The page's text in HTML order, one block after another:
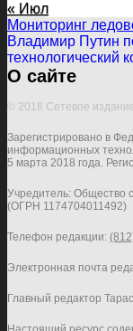
« Июл
Мониторинг
Владимир Путин
технологический
О сайте
© 2018 Сетевое
Зарегистрировано в
информационных
5 марта 2018 года.
Учредитель: Общество
(ОГРН 1174704011492)
Телефон редакции:
Электронная почта
Главный редактор